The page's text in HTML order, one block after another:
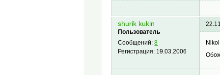
shurik kukin
Пользователь
Сообщений:8
Регистрация: 19.03.2006